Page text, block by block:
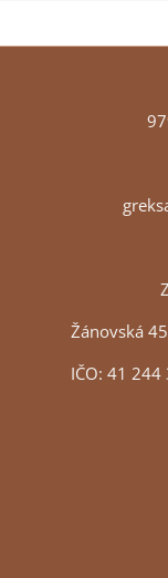
Žánovská
IČO: 41